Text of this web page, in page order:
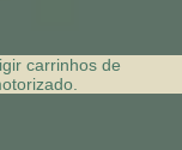
carrinhos de